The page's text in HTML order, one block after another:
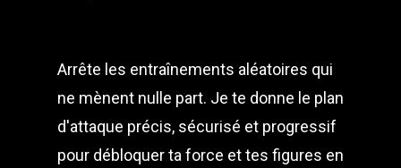
Arrête les entraînements aléatoires qui
ne mènent nulle part. Je te donne le plan
d'attaque précis, sécurisé et progressif
pour débloquer ta force et tes figures en